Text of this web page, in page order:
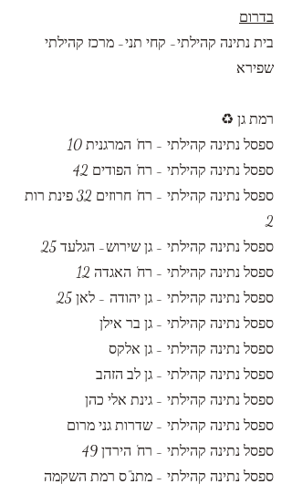
בדרום
בית נתינה קהילתי- קחי תני- מרכז קהילתי
שפירא
רמת גן ♻️
ספסל נתינה קהילתי - רח' המרגנית 10
ספסל נתינה קהילתי - רח' הפודים 42
ספסל נתינה קהילתי - רח' חרוזים 32 פינת רות
2
ספסל נתינה קהילתי - גן שירוש- הגלעד 25
ספסל נתינה קהילתי - רח' האגדה 12
ספסל נתינה קהילתי - גן יהודה - לאן 25
ספסל נתינה קהילתי - גן בר אילן
ספסל נתינה קהילתי - גן אלקס
ספסל נתינה קהילתי - גן לב הזהב
ספסל נתינה קהילתי - גינת אלי כהן
ספסל נתינה קהילתי - שדרות גני מרום
ספסל נתינה קהילתי - רח' הירדן 49
ספסל נתינה קהילתי - מתנ"ס רמת השקמה